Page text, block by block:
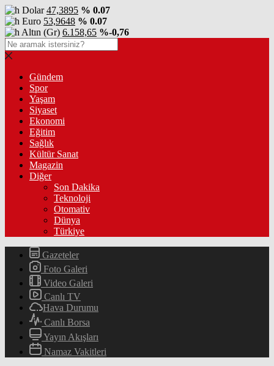
Dolar47,3895 % 0.07
Euro 53,9648 % 0.07
Altın (Gr) 6.158,65 %-0,76
Gündem
Spor
Yaşam
Siyaset
Ekonomi
Eğitim
Sağlık
Kültür Sanat
Magazin
Diğer
Son Dakika
Teknoloji
Otomativ
Dünya
Türkiye
Gazeteler
Foto Galeri
Video Galeri
Canlı TV
Hava Durumu
Canlı Borsa
Yayın Akışları
Namaz Vakitleri